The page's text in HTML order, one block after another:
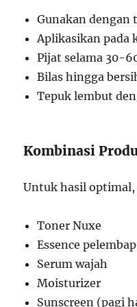
Gunakan dengan
Aplikasikan pada
Pijat selama 30-
Bilas hingga
Tepuk lembut
Kombinasi
Untuk hasil optimal,
Toner Nuxe
Essence pelembap
Serum wajah
Moisturizer
Sunscreen (pagi